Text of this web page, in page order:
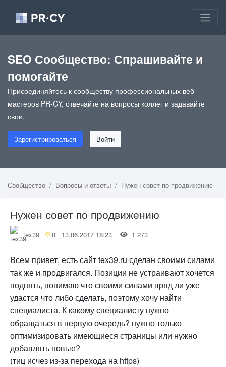
SEO Сообщество: Спрашивайте и
помогайте
Присоединяйтесь к сообществу профессиональных веб-
мастеров PR-CY, отвечайте на вопросы коллег и задавайте
свои.
Зарегистрироваться Войти
Сообщество Вопросы и ответы Нужен совет по продвижению
Нужен совет по продвижению
tex39 0 13.06.2017 18:23 1 273
Всем привет, есть сайт tex39.ru сделан своими силами
так же и продвигался. Позиции не устраивают хочется
поднять, понимаю что своими силами вряд ли уже
удастся что либо сделать, поэтому хочу найти
специалиста. К какому специалисту нужно
обращаться в первую очередь? нужно только
оптимизировать имеющиеся страницы или нужно
добавлять новые?
(тиц исчез из-за перехода на https)